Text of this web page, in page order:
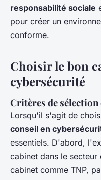
responsabilité sociale
pour créer un
conforme.
Choisir le bon
cybersécurité
Critères de
Lorsqu'il s'agit de
conseil en
essentiels. D'abord,
cabinet dans le
cabinet comme TNP,